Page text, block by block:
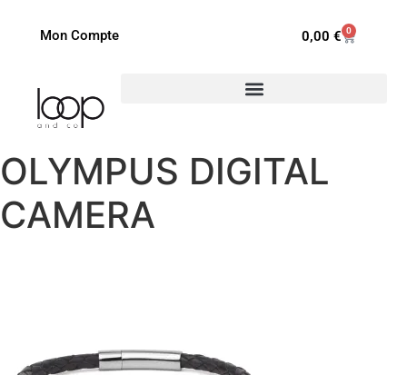
Mon Compte 0,00 € 0
OLYMPUS DIGITAL
CAMERA